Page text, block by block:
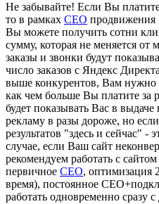
Не забывайте! Если Вы
то в рамках СЕО продвижения
Вы можете получить сотни
сумму, которая не меняется от
заказы и звонки будут
число заказов с Яндекс
выше конкурентов, Вам нужно
как чем больше Вы платите за
будет показывать Вас в
рекламу в разы дороже, но
результатов "здесь и сейчас" -
случае, если Ваш сайт
рекомендуем работать с
первичное СЕО, оптимизация
время), постоянное
работать одновременно сразу